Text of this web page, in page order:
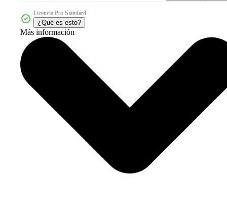
Licencia Pro Standard
¿Qué es esto?
Más información